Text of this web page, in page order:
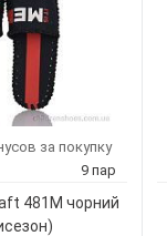
за покупку
9 пар
481M чорний